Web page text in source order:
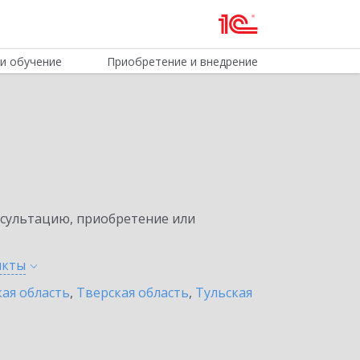
обучение Приобретение и внедрение
приобретение или
область, Тверская область, Тульская